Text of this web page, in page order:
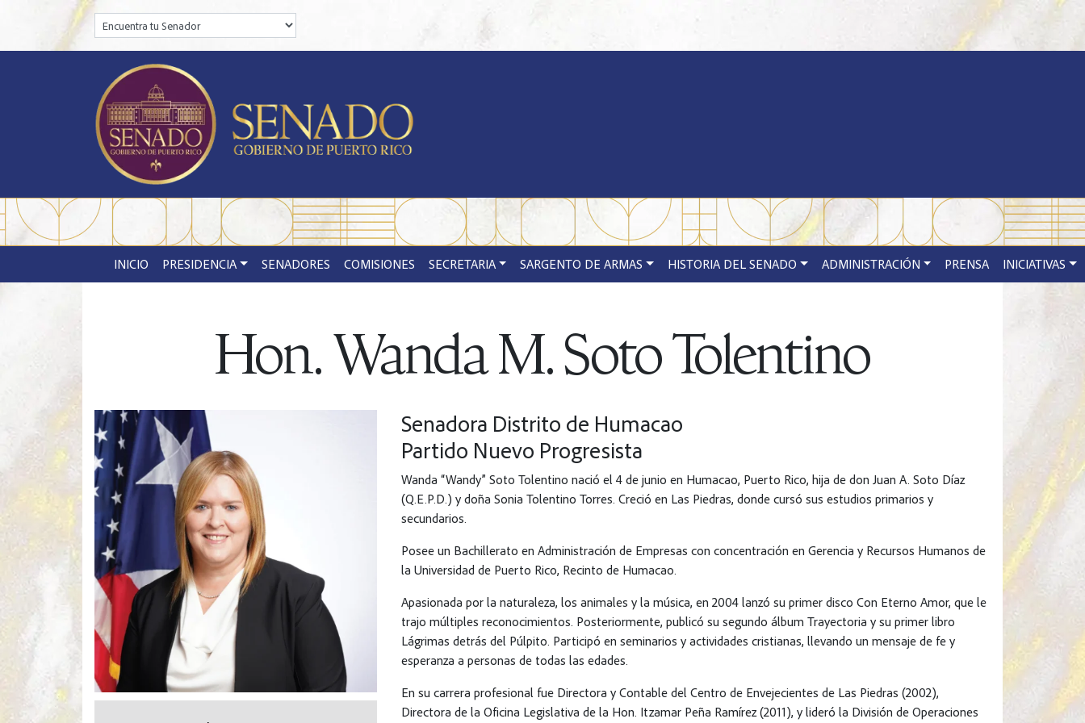
Encuentra tu Senador:
INICIO PRESIDENCIA SENADORES COMISIONES SECRETARIA SARGENTO DE ARMAS HISTORIA DEL SENADO ADMINISTRACIÓN PRENSA INICIATIVAS
Hon. Wanda M. Soto Tolentino
Senadora Distrito de Humacao
Partido Nuevo Progresista
Wanda “Wandy” Soto Tolentino nació el 4 de junio en Humacao, Puerto Rico, hija de don Juan A. Soto Díaz
(Q.E.P.D.) y doña Sonia Tolentino Torres. Creció en Las Piedras, donde cursó sus estudios primarios y
secundarios.
Posee un Bachillerato en Administración de Empresas con concentración en Gerencia y Recursos Humanos de
la Universidad de Puerto Rico, Recinto de Humacao.
Apasionada por la naturaleza, los animales y la música, en 2004 lanzó su primer disco Con Eterno Amor, que le
trajo múltiples reconocimientos. Posteriormente, publicó su segundo álbum Trayectoria y su primer libro
Lágrimas detrás del Púlpito. Participó en seminarios y actividades cristianas, llevando un mensaje de fe y
esperanza a personas de todas las edades.
En su carrera profesional fue Directora y Contable del Centro de Envejecientes de Las Piedras (2002),
Directora de la Oficina Legislativa de la Hon. Itzamar Peña Ramírez (2011), y lideró la División de Operaciones